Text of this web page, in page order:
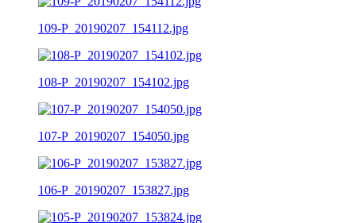
109-P_20190207_154112.jpg
108-P_20190207_154102.jpg
107-P_20190207_154050.jpg
106-P_20190207_153827.jpg